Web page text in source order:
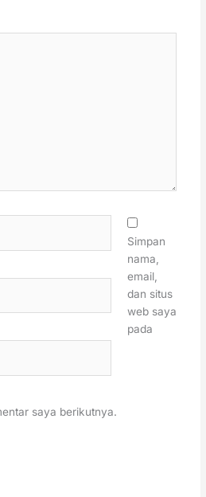
Simpan
nama,
email,
dan situs
web saya
pada
saya berikutnya.